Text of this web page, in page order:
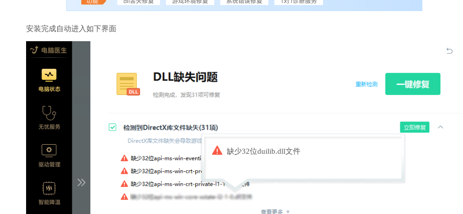
安装完成自动进入如下界面
缺少32位duilib.dll文件